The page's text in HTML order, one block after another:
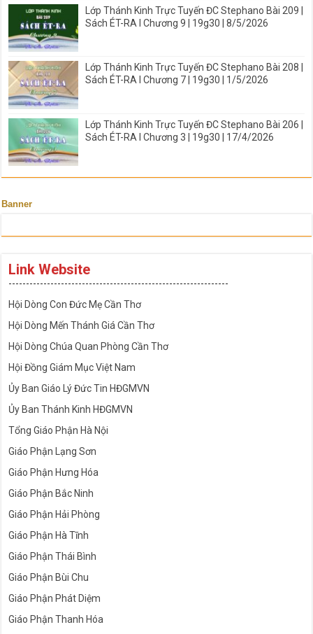
Lớp Thánh Kinh Trực Tuyến ĐC Stephano Bài 209 |
Sách ÉT-RA I Chương 9 | 19g30 | 8/5/2026
Lớp Thánh Kinh Trực Tuyến ĐC Stephano Bài 208 |
Sách ÉT-RA I Chương 7 | 19g30 | 1/5/2026
Lớp Thánh Kinh Trực Tuyến ĐC Stephano Bài 206 |
Sách ÉT-RA I Chương 3 | 19g30 | 17/4/2026
Banner
Link Website
---------------------------------------------------------------
Hội Dòng Con Đức Mẹ Cần Thơ
Hội Dòng Mến Thánh Giá Cần Thơ
Hội Dòng Chúa Quan Phòng Cần Thơ
Hội Đồng Giám Mục Việt Nam
Ủy Ban Giáo Lý Đức Tin HĐGMVN
Ủy Ban Thánh Kinh HĐGMVN
Tổng Giáo Phận Hà Nội
Giáo Phận Lạng Sơn
Giáo Phận Hưng Hóa
Giáo Phận Bắc Ninh
Giáo Phận Hải Phòng
Giáo Phận Hà Tĩnh
Giáo Phận Thái Bình
Giáo Phận Bùi Chu
Giáo Phận Phát Diệm
Giáo Phận Thanh Hóa